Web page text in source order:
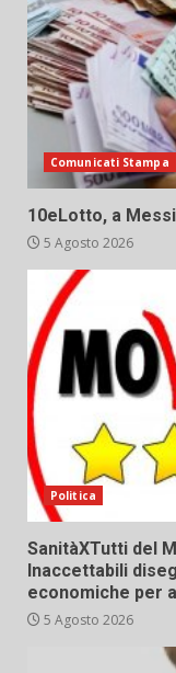
Comunicati Stampa
10eLotto, a
5 Agosto 2026
Politica
SanitàXTutti del
Inaccettabili
economiche per
5 Agosto 2026